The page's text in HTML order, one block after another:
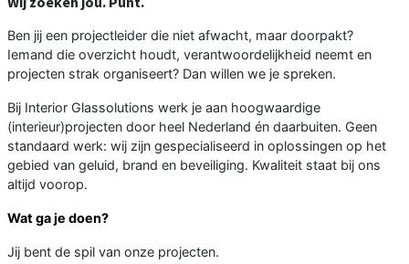
Ben jij een projectleider die niet afwacht, maar doorpakt?
Iemand die overzicht houdt, verantwoordelijkheid neemt en
projecten strak organiseert? Dan willen we je spreken.
Bij Interior Glassolutions werk je aan hoogwaardige
(interieur)projecten door heel Nederland én daarbuiten. Geen
standaard werk: wij zijn gespecialiseerd in oplossingen op het
gebied van geluid, brand en beveiliging. Kwaliteit staat bij ons
altijd voorop.
Wat ga je doen?
Jij bent de spil van onze projecten.